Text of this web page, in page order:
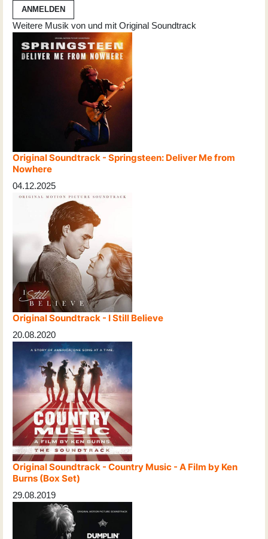
ANMELDEN
Weitere Musik von und mit Original Soundtrack
Original Soundtrack - Springsteen: Deliver Me from
Nowhere
04.12.2025
Original Soundtrack - I Still Believe
20.08.2020
Original Soundtrack - Country Music - A Film by Ken
Burns (Box Set)
29.08.2019